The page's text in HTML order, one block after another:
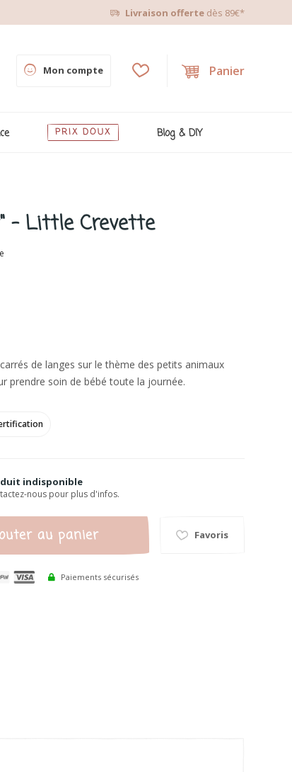
Livraison offerte dès 89€*
Panier
Mon compte
PRIX DOUX Blog & DIY
- Little Crevette
de langes sur le thème des petits animaux
prendre soin de bébé toute la journée.
indisponible
nous pour plus d'infos.
au panier Favoris
Paiements sécurisés